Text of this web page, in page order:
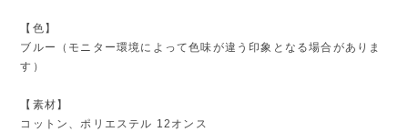
【色】
ブルー（モニター環境によって色味が違う印象となる場合がありま
す）
【素材】
コットン、ポリエステル 12オンス